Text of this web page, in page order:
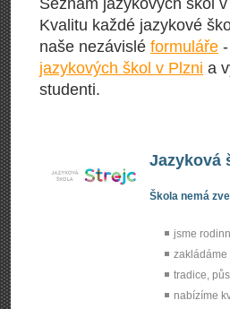
Seznam jazykových škol
Kvalitu každé jazykové
naše nezávislé formuláře
jazykových škol v Plzni a
studenti.
Jazyková
Škola nemá
jsme
zakládáme
tradice,
nabízíme